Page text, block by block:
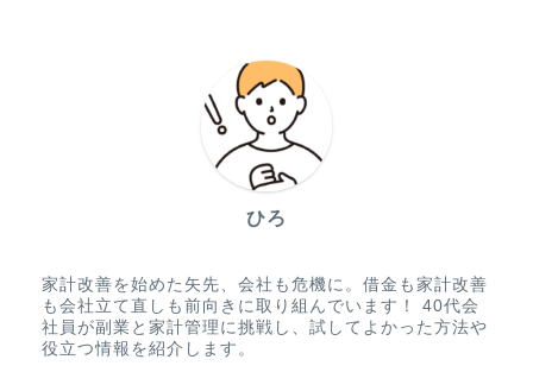
ひろ
家計改善を始めた矢先、会社も危機に。借金も家計改善
も会社立て直しも前向きに取り組んでいます！ 40代会
社員が副業と家計管理に挑戦し、試してよかった方法や
役立つ情報を紹介します。